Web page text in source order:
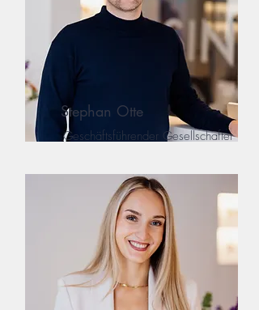
Stephan Otte
Geschäftsführender Gesellschafter